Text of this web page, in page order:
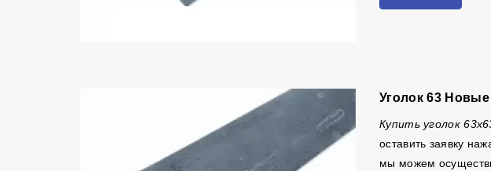
Уголок 63
Купить уголок
оставить заявку
мы можем